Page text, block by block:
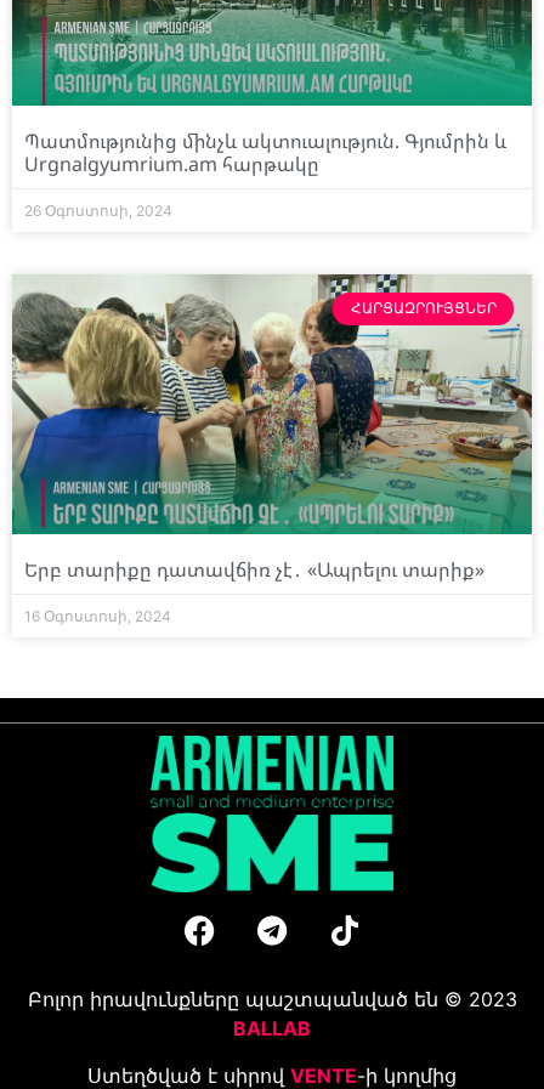
Պատմությունից մինչև ակտուալություն. Գյումրին և
Urgnalgyumrium.am հարթակը
26 Օգոստոսի, 2024
ՀԱՐՑԱԶՐՈՒՅՑՆԵՐ
Երբ տարիքը դատավճիռ չէ․ «Ապրելու տարիք»
16 Օգոստոսի, 2024
Բոլոր իրավունքները պաշտպանված են © 2023
BALLAB
Ստեղծված է սիրով VENTE-ի կողմից